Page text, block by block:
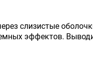
слизистые
эффектов.